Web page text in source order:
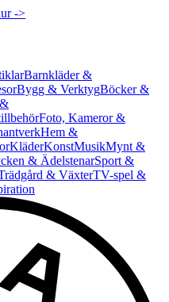
->
Barnkläder &
Bygg & VerktygBöcker &
Foto, Kameror &
Hem &
KläderKonstMusikMynt &
& ÄdelstenarSport &
& VäxterTV-spel &